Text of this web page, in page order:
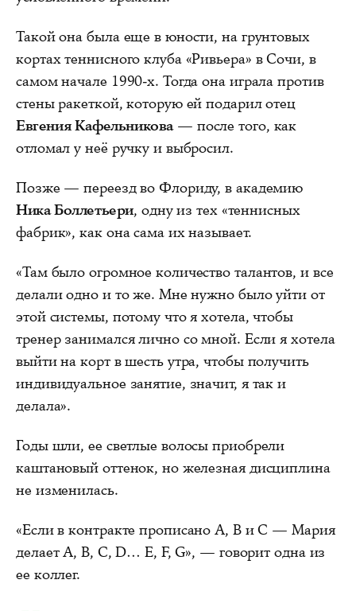
Такой она была еще в юности, на грунтовых
кортах теннисного клуба «Ривьера» в Сочи, в
самом начале 1990-х. Тогда она играла против
стены ракеткой, которую ей подарил отец
Евгения Кафельникова— после того, как
отломал у неё ручку и выбросил.
Позже — переезд во Флориду, в академию
Ника Боллетьери, одну из тех «теннисных
фабрик», как она сама их называет.
«Там было огромное количество талантов, и все
делали одно и то же. Мне нужно было уйти от
этой системы, потому что я хотела, чтобы
тренер занимался лично со мной. Если я хотела
выйти на корт в шесть утра, чтобы получить
индивидуальное занятие, значит, я так и
делала».
Годы шли, ее светлые волосы приобрели
каштановый оттенок, но железная дисциплина
не изменилась.
«Если в контракте прописано А, В и С — Мария
делает А, В, С, D… E, F, G», — говорит одна из
ее коллег.